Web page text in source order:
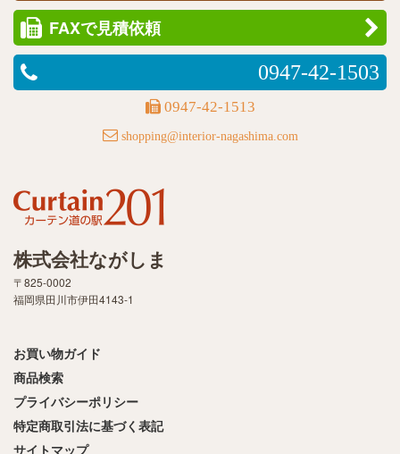
FAXで見積依頼
0947-42-1503
0947-42-1513
shopping@interior-nagashima.com
株式会社ながしま
〒825-0002
福岡県田川市伊田4143-1
お買い物ガイド
商品検索
プライバシーポリシー
特定商取引法に基づく表記
サイトマップ